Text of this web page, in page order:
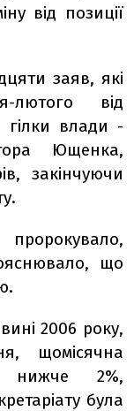
від позиції
заяв, які
лютого від
гілки влади -
Ющенка,
закінчуючи
що
2006 року,
щомісячна
нижче 2%,
була